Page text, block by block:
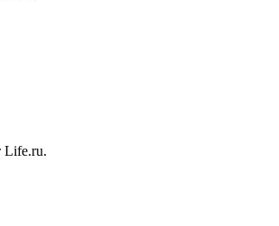
Life.ru.